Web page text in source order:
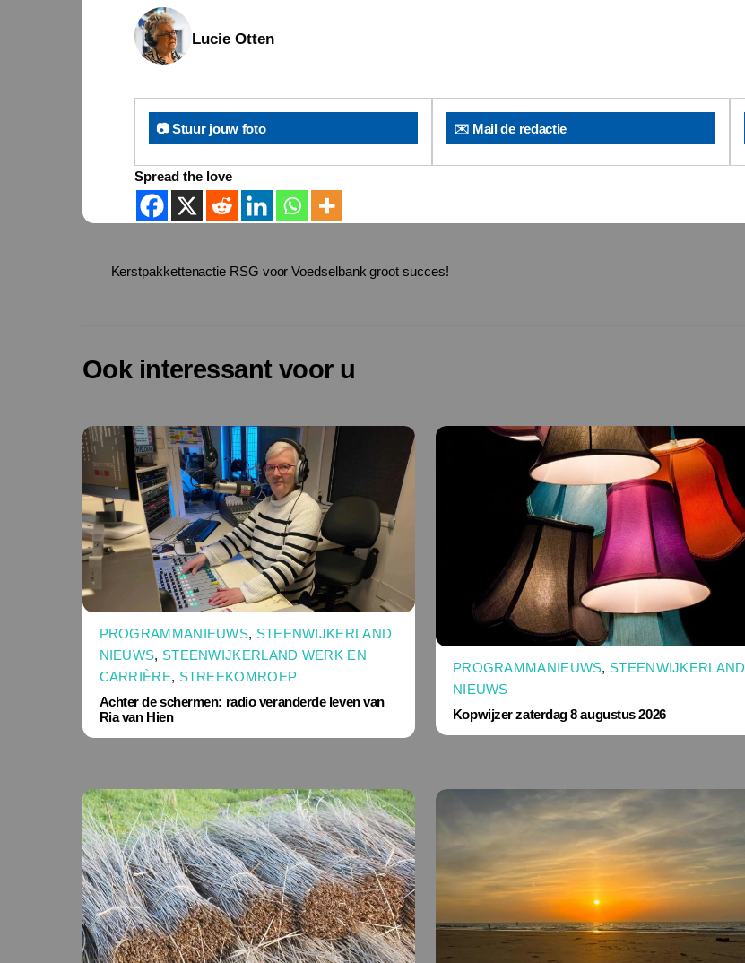
Lucie Otten
📷 Stuur jouw foto ✉️ Mail de redactie
Spread the love
Kerstpakkettenactie RSG voor Voedselbank groot succes!
Ook interessant voor u
PROGRAMMANIEUWS, STEENWIJKERLAND
NIEUWS, STEENWIJKERLAND WERK EN
CARRIÈRE, STREEKOMROEP
Achter de schermen: radio veranderde leven van
Ria van Hien
PROGRAMMANIEUWS, STEENWIJKERLAND
NIEUWS
Kopwijzer zaterdag 8 augustus 2026